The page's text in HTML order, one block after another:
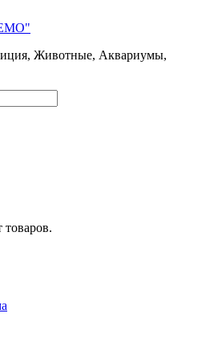
Животные, Аквариумы,
товаров.